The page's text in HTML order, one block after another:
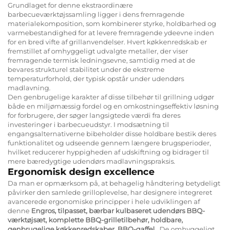
Grundlaget for denne ekstraordinære
barbecueværktøjssamling ligger i dens fremragende
materialekomposition, som kombinerer styrke, holdbarhed og
varmebestandighed for at levere fremragende ydeevne inden
for en bred vifte af grillanvendelser. Hvert køkkenredskab er
fremstillet af omhyggeligt udvalgte metaller, der viser
fremragende termisk ledningsevne, samtidig med at de
bevares strukturel stabilitet under de ekstreme
temperaturforhold, der typisk opstår under udendørs
madlavning.
Den genbrugelige karakter af disse tilbehør til grillning udgør
både en miljømæssig fordel og en omkostningseffektiv løsning
for forbrugere, der søger langsigtede værdi fra deres
investeringer i barbecueudstyr. I modsætning til
engangsalternativerne bibeholder disse holdbare bestik deres
funktionalitet og udseende gennem længere brugsperioder,
hvilket reducerer hyppigheden af udskiftning og bidrager til
mere bæredygtige udendørs madlavningspraksis.
Ergonomisk design excellence
Da man er opmærksom på, at behagelig håndtering betydeligt
påvirker den samlede grilloplevelse, har designere integreret
avancerede ergonomiske principper i hele udviklingen af
denne Engros, tilpasset, bærbar kulbaseret udendørs BBQ-
værktøjsæt, komplette BBQ-grilletilbehør, holdbare,